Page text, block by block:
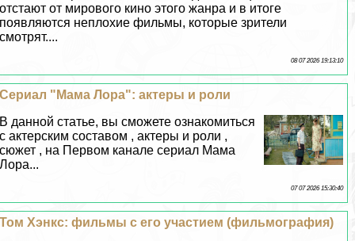
отстают от мирового кино этого жанра и в итоге
появляются неплохие фильмы, которые зрители
смотрят....
08 07 2026 19:13:10
Сериал "Мама Лора": актеры и роли
В данной статье, вы сможете ознакомиться
с актерским составом , актеры и роли ,
сюжет , на Первом канале сериал Мама
Лора...
07 07 2026 15:30:40
Том Хэнкс: фильмы с его участием (фильмография)